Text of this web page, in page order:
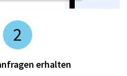
2
erhalten